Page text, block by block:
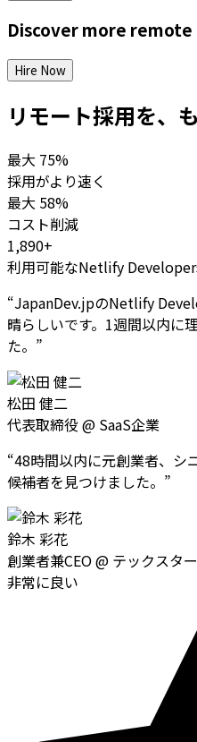
Discover more remote
Hire Now
リモート採用を、
最大 75%
採用がより速く
最大 58%
コスト削減
1,890+
利用可能なNetlify
“JapanDev.jpのNetlify
晴らしいです。1週間以内に
た。 ”
松田 健二
代表取締役 @ SaaS企業
“48時間以内に元創業者、シ
候補者を見つけました。 ”
鈴木 彩花
創業者兼CEO@ テックスタ
非常に良い